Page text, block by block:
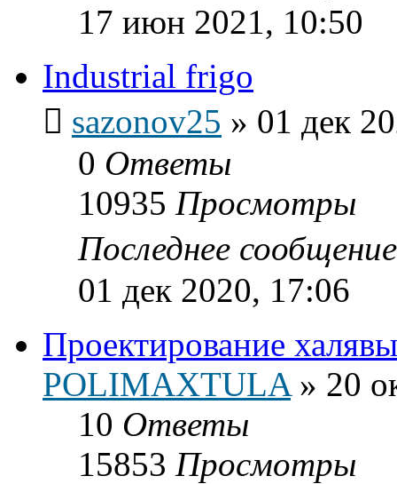
17 июн 2021, 10:50
Industrial frigo
sazonov25 » 01 дек
0 Ответы
10935 Просмотры
Последнее
01 дек 2020, 17:06
Проектирование
POLIMAXTULA» 20
10 Ответы
15853 Просмотры